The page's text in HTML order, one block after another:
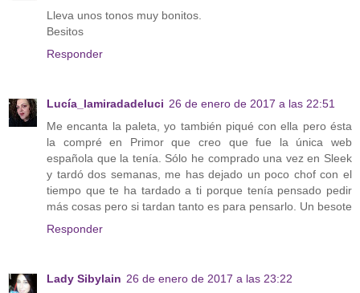
Lleva unos tonos muy bonitos.
Besitos
Responder
Lucía_lamiradadeluci 26 de enero de 2017 a las 22:51
Me encanta la paleta, yo también piqué con ella pero ésta
la compré en Primor que creo que fue la única web
española que la tenía. Sólo he comprado una vez en Sleek
y tardó dos semanas, me has dejado un poco chof con el
tiempo que te ha tardado a ti porque tenía pensado pedir
más cosas pero si tardan tanto es para pensarlo. Un besote
Responder
Lady Sibylain 26 de enero de 2017 a las 23:22